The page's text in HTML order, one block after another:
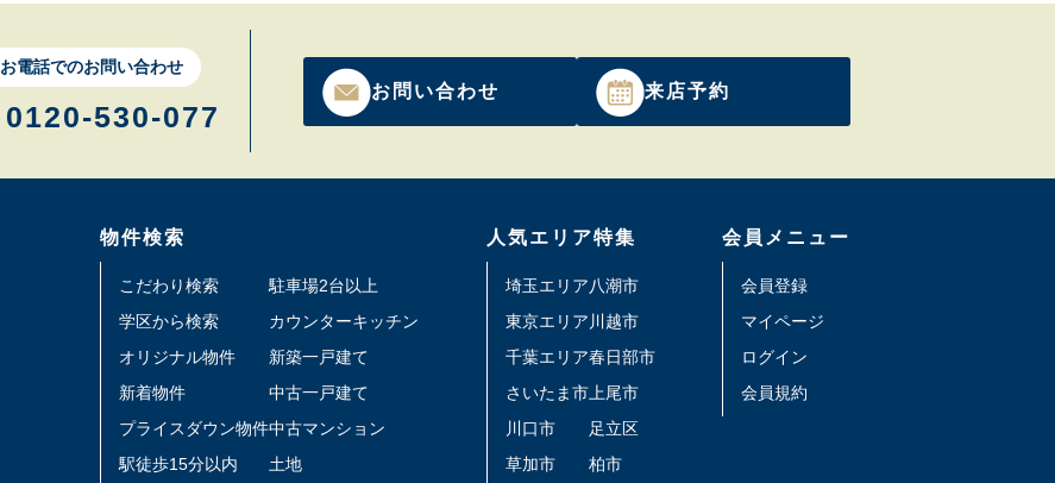
お電話でのお問い合わせ
0120-530-077
お問い合わせ 来店予約
物件検索
こだわり検索
学区から検索
オリジナル物件
新着物件
プライスダウン物件
駅徒歩15分以内
駐車場2台以上
カウンターキッチン
新築一戸建て
中古一戸建て
中古マンション
土地
人気エリア特集
埼玉エリア
東京エリア
千葉エリア
さいたま市
川口市
草加市
八潮市
川越市
春日部市
上尾市
足立区
柏市
会員メニュー
会員登録
マイページ
ログイン
会員規約